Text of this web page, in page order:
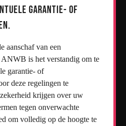
garantie- of
aanschaf van een
is het verstandig om te
garantie- of
deze regelingen te
krijgen over uw
tegen onverwachte
om volledig op de hoogte te